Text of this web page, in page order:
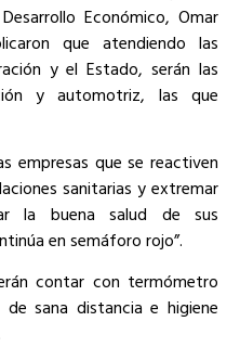
Económico, Omar
que atendiendo las
y el Estado, serán las
y automotriz, las que
empresas que se reactiven
sanitarias y extremar
la buena salud de sus
en semáforo rojo”.
contar con termómetro
sana distancia e higiene